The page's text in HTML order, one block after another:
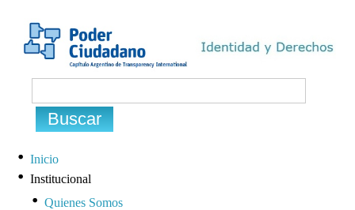
Inicio
Institucional
Quienes Somos